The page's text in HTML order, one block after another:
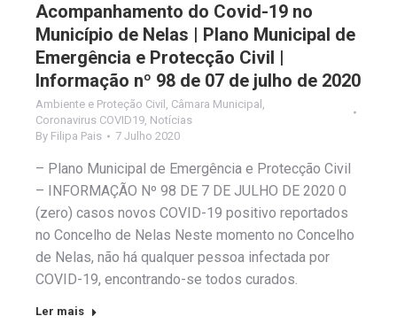
Acompanhamento do Covid-19 no
Município de Nelas | Plano Municipal de
Emergência e Protecção Civil |
Informação nº 98 de 07 de julho de 2020
Ambiente e Proteção Civil , Câmara Municipal ,
Coronavirus COVID19, Notícias
By Filipa Pais 7 Julho 2020
– Plano Municipal de Emergência e Protecção Civil
– INFORMAÇÃO Nº 98 DE 7 DE JULHO DE 2020 0
(zero) casos novos COVID-19 positivo reportados
no Concelho de Nelas Neste momento no Concelho
de Nelas, não há qualquer pessoa infectada por
COVID-19, encontrando-se todos curados.
Ler mais